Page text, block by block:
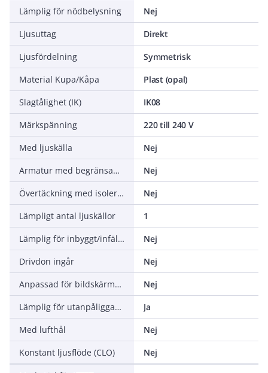
Lämplig för nödbelysning
Nej
Ljusuttag
Direkt
Ljusfördelning
Symmetrisk
Material Kupa/Kåpa
Plast (opal)
Slagtålighet (IK)
IK08
Märkspänning
220 till 240 V
Med ljuskälla
Nej
Armatur med begränsad yttemperatur "D" (EN 60598-2-24)
Nej
Övertäckning med isolering
Nej
Lämpligt antal ljuskällor
1
Lämplig för inbyggt/infällt montage
Nej
Drivdon ingår
Nej
Anpassad för bildskärmsarbete (EN 12464-1)
Nej
Lämplig för utanpåliggande montage
Ja
Med lufthål
Nej
Konstant ljusflöde (CLO)
Nej